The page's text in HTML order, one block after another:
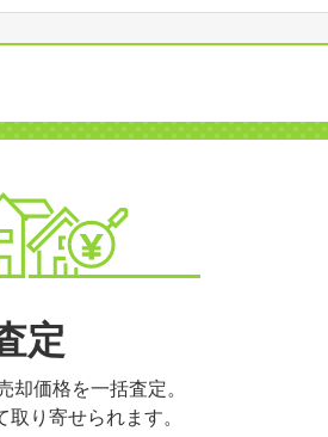
定
価格を一括査定。
り寄せられます。